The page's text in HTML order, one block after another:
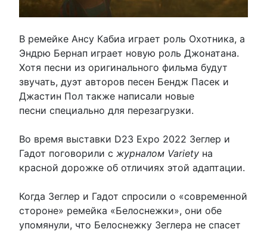
В ремейке Ансу Кабиа играет роль Охотника, а
Эндрю Бернап играет новую роль Джонатана.
Хотя песни из оригинального фильма будут
звучать, дуэт авторов песен Бендж Пасек и
Джастин Пол также написали новые
песни специально для перезагрузки.
Во время выставки D23 Expo 2022 Зеглер и
Гадот поговорили с журналом Variety на
красной дорожке об отличиях этой адаптации.
Когда Зеглер и Гадот спросили о «современной
стороне» ремейка «Белоснежки», они обе
упомянули, что Белоснежку Зеглера не спасет